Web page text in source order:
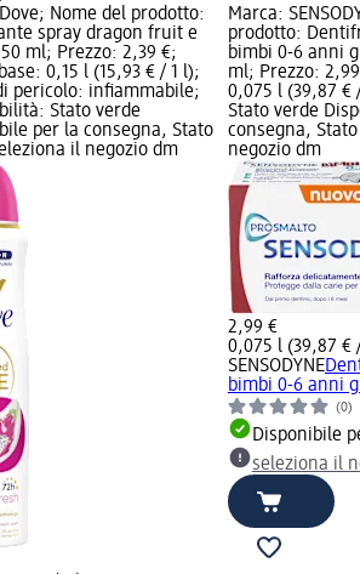
Nome del prodotto:
spray dragon fruit e
ml; Prezzo: 2,39 €;
0,15 l (15,93 € / 1 l);
pericolo: infiammabile;
Stato verde
per la consegna, Stato
il negozio dm
Marca:
prodotto:
bimbi 0-6 anni
ml; Prezzo:
0,075 l (39,87 €
Stato verde
consegna,
negozio dm
2,99 €
0,075 l (39,87 €
SENSODYNE
bimbi 0-6 anni
(0)
Disponibile
seleziona il